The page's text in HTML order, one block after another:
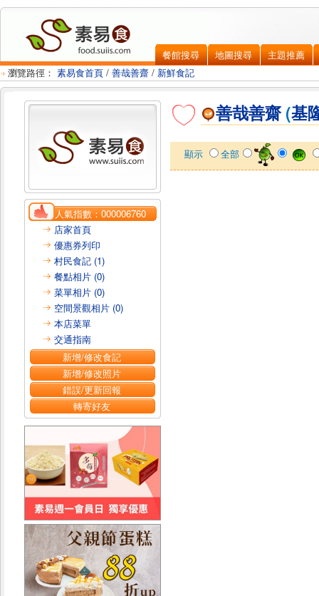
餐館搜尋 地圖搜尋
主題推薦
瀏覽路徑： 素易食首頁 / 善哉善齋 / 新鮮食記
人氣指數：000006760
店家首頁
優惠券列印
村民食記 (1)
餐點相片 (0)
菜單相片 (0)
空間景觀相片 (0)
本店菜單
交通指南
新增/修改食記
新增/修改照片
錯誤/更新回報
轉寄好友
善哉善齋 (基
顯示 全部